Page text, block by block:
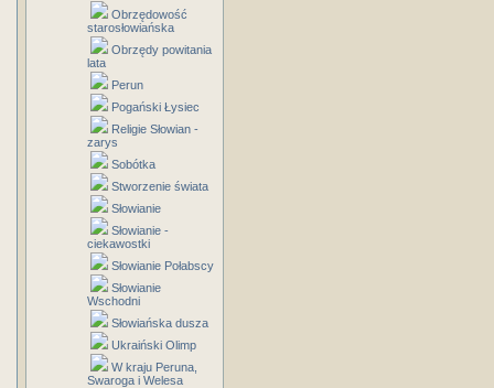
Obrzędowość
starosłowiańska
Obrzędy powitania
lata
Perun
Pogański Łysiec
Religie Słowian -
zarys
Sobótka
Stworzenie świata
Słowianie
Słowianie -
ciekawostki
Słowianie Połabscy
Słowianie
Wschodni
Słowiańska dusza
Ukraiński Olimp
W kraju Peruna,
Swaroga i Welesa